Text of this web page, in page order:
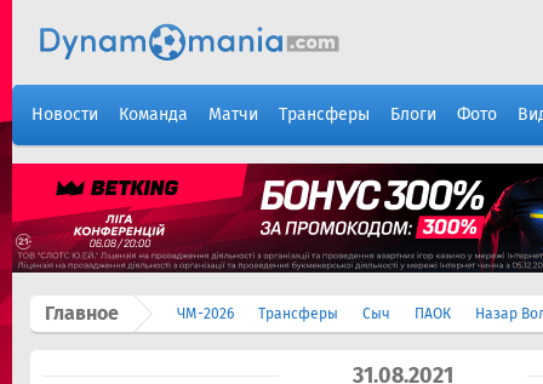
Новости Команда Матчи Трансферы Блоги Фото
Главное ЧМ-2026 Трансферы Сыч ПАОК Назар
31.08.2021